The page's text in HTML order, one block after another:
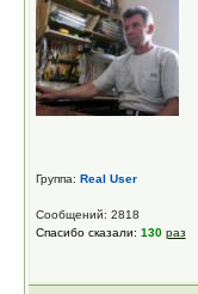
Группа: Real User
Сообщений: 2818
Спасибо сказали: 130 раз